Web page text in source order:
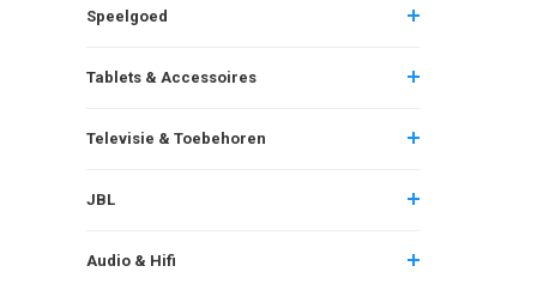
Speelgoed
Tablets & Accessoires
Televisie & Toebehoren
JBL
Audio & Hifi